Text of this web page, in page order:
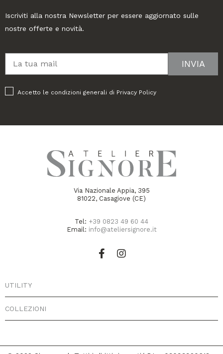
Iscriviti alla nostra Newsletter per essere aggiornato sulle
nostre offerte e novità.
Accetto le condizioni generali di Privacy Policy
Via Nazionale Appia, 395
81022, Casagiove (CE)
Tel: +39 0823 49 60 44
Email: info@ateliersignore.it
UTILITY
COLLEZIONI